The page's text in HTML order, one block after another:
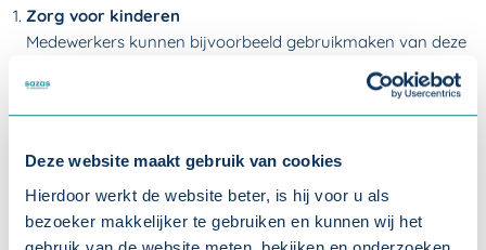
Deze website maakt gebruik van cookies
Hierdoor werkt de website beter, is hij voor u als
bezoeker makkelijker te gebruiken en kunnen wij het
Zorg voor kinderen
Medewerkers kunnen bijvoorbeeld gebruikmaken van deze
regelingen bij de geboorte van een kind. Maar ook wanneer
ze moeten zorgen voor jonge kinderen of bij adoptie en
pleegzorg.
Zorg voor familie en vrienden
Hieronder vallen hetkortere en langere zorgverlof
Medewerkers kunnen dit bijvoorbeeld gebruiken om